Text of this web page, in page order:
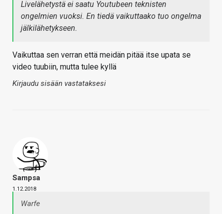
Livelähetystä ei saatu Youtubeen teknisten
ongelmien vuoksi. En tiedä vaikuttaako tuo ongelma
jälkilähetykseen.
Vaikuttaa sen verran että meidän pitää itse upata se
video tuubiin, mutta tulee kyllä
Kirjaudu sisään vastataksesi
Sampsa
1.12.2018
Warfe